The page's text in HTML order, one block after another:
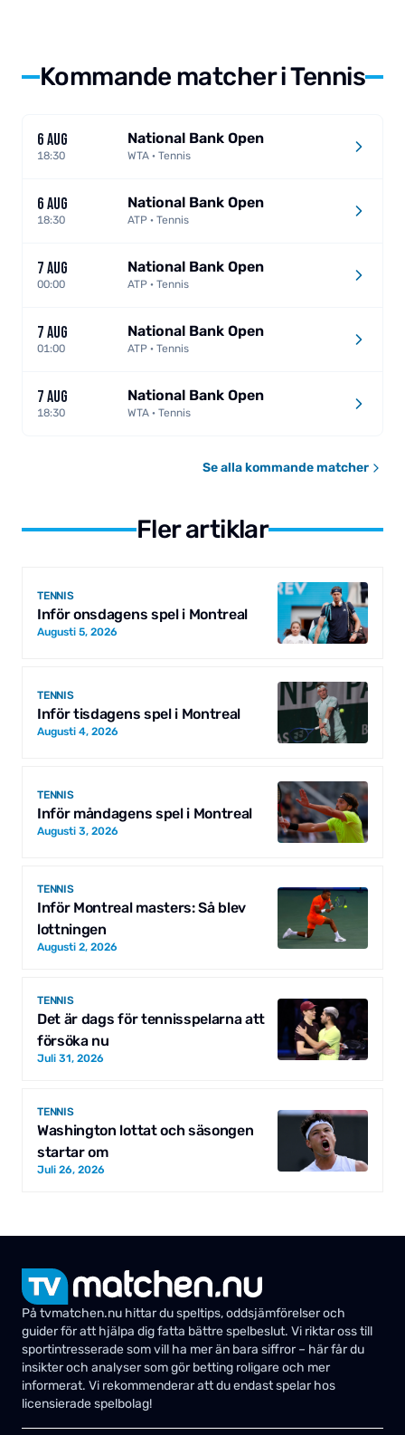
Kommande matcher i Tennis
6 AUG
18:30
National Bank Open
WTA · Tennis
6 AUG
18:30
National Bank Open
ATP · Tennis
7 AUG
00:00
National Bank Open
ATP · Tennis
7 AUG
01:00
National Bank Open
ATP · Tennis
7 AUG
18:30
National Bank Open
WTA · Tennis
Se alla kommande matcher
Fler artiklar
TENNIS
Inför onsdagens spel i Montreal
Augusti 5, 2026
TENNIS
Inför tisdagens spel i Montreal
Augusti 4, 2026
TENNIS
Inför måndagens spel i Montreal
Augusti 3, 2026
TENNIS
Inför Montreal masters: Så blev
lottningen
Augusti 2, 2026
TENNIS
Det är dags för tennisspelarna att
försöka nu
Juli 31, 2026
TENNIS
Washington lottat och säsongen
startar om
Juli 26, 2026
På tvmatchen.nu hittar du speltips, oddsjämförelser och
guider för att hjälpa dig fatta bättre spelbeslut. Vi riktar oss till
sportintresserade som vill ha mer än bara siffror – här får du
insikter och analyser som gör betting roligare och mer
informerat. Vi rekommenderar att du endast spelar hos
licensierade spelbolag!